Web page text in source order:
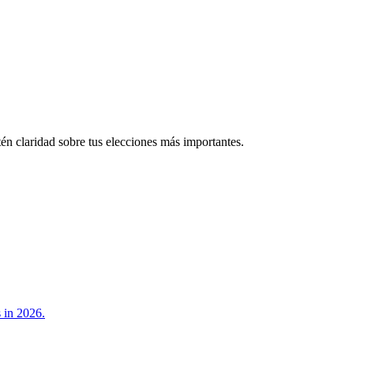
claridad sobre tus elecciones más importantes.
in 2026.